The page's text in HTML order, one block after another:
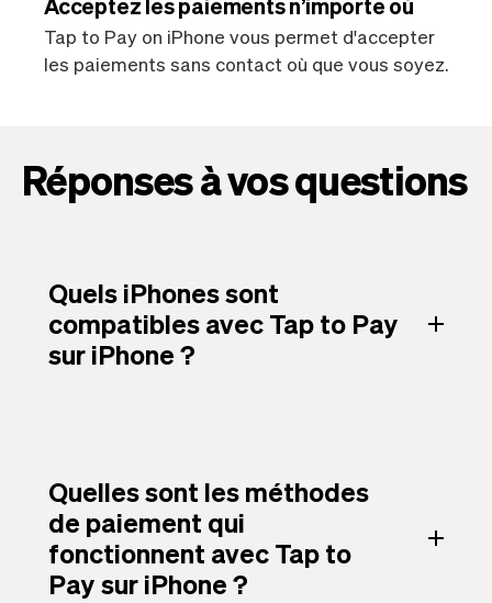
Acceptez les paiements n’importe où
Tap to Pay on iPhone vous permet d'accepter
les paiements sans contact où que vous soyez.
Réponses à vos questions
Quels iPhones sont
compatibles avec Tap to Pay
sur iPhone ?
Quelles sont les méthodes
de paiement qui
fonctionnent avec Tap to
Pay sur iPhone ?